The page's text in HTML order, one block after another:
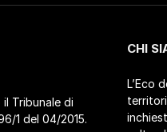
Tribunale di
1 del 04/2015.
CHI
L’Eco